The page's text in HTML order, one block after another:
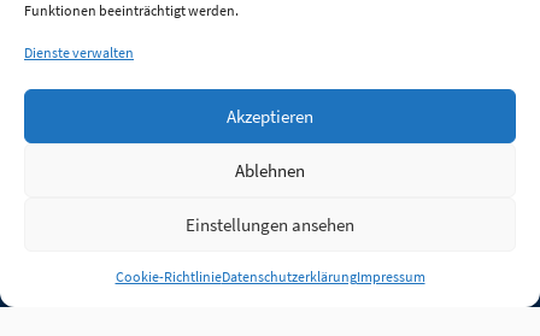
Funktionen beeinträchtigt werden.
Dienste verwalten
Akzeptieren
Ablehnen
Einstellungen ansehen
Cookie-RichtlinieDatenschutzerklärungImpressum
Anmelden
Jobs Partner FAQ Quellen